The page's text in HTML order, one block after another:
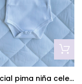
body inicial pima niña celeste